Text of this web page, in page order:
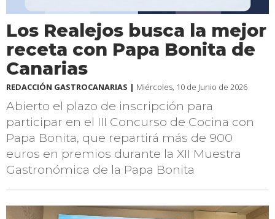
Los Realejos busca la mejor
receta con Papa Bonita de
Canarias
REDACCIÓN GASTROCANARIAS | Miércoles, 10 de Junio de 2026
Abierto el plazo de inscripción para
participar en el III Concurso de Cocina con
Papa Bonita, que repartirá más de 900
euros en premios durante la XII Muestra
Gastronómica de la Papa Bonita